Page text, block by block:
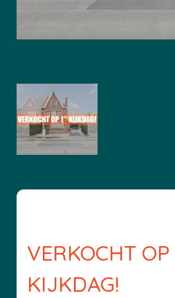
VERKOCHT OP
KIJKDAG!